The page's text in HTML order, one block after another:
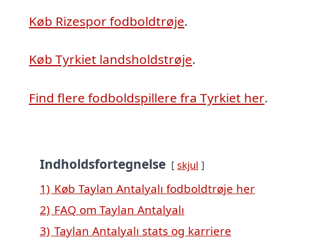
Køb Rizespor fodboldtrøje.
Køb Tyrkiet landsholdstrøje.
Find flere fodboldspillere fra Tyrkiet her.
Indholdsfortegnelse skjul
1) Køb Taylan Antalyalı fodboldtrøje her
2) FAQ om Taylan Antalyalı
3) Taylan Antalyalı stats og karriere